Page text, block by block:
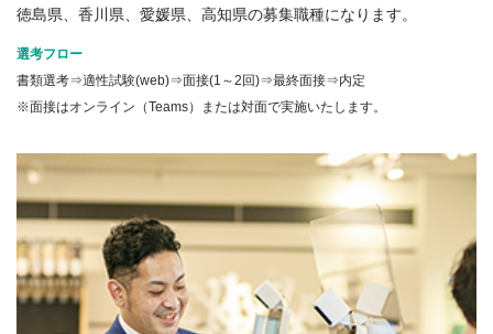
徳島県、香川県、愛媛県、高知県の募集職種になります。
選考フロー
書類選考⇒適性試験(web)⇒面接(1～2回)⇒最終面接⇒内定
※面接はオンライン（Teams）または対面で実施いたします。